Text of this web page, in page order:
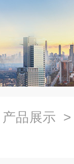
产品展示